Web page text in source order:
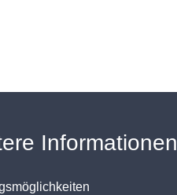
Informationen